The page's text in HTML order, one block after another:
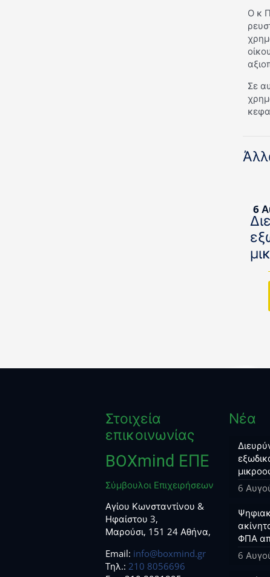
Ο κ
Σε
6
Στοιχεία
επικοινωνίας
BOXmind ΕΠΕ
Σύμβουλοι Επιχειρήσεων
Αγίου Κωνσταντίνου &
Ηφαίστου 3,
Μαρούσι, 151 24 Αθήνα,
Email: info@boxmind.gr
Tηλ.: 210 8056696
Νέα
6
ΦΠΑ
6